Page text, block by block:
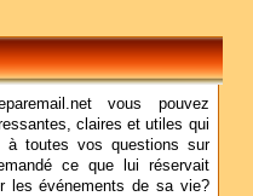
vous pouvez
claires et utiles qui
à toutes vos questions sur
ce que lui réservait
les événements de sa vie?